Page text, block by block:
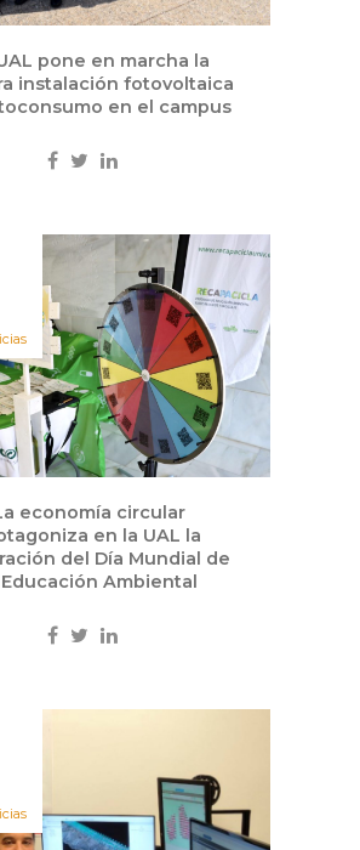
pone en marcha la
instalación fotovoltaica
en el campus
economía circular
en la UAL la
del Día Mundial de
Ambiental